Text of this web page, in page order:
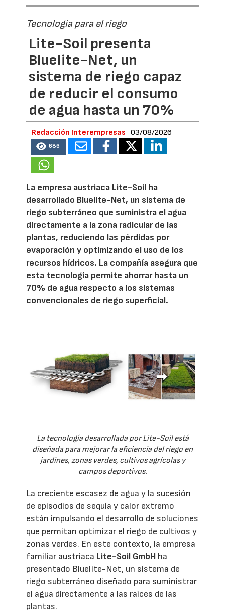
Tecnología para el riego
Lite-Soil presenta
Bluelite-Net, un
sistema de riego capaz
de reducir el consumo
de agua hasta un 70%
Redacción Interempresas 03/08/2026
686
La empresa austriaca Lite-Soil ha
desarrollado Bluelite-Net, un sistema de
riego subterráneo que suministra el agua
directamente a la zona radicular de las
plantas, reduciendo las pérdidas por
evaporación y optimizando el uso de los
recursos hídricos. La compañía asegura que
esta tecnología permite ahorrar hasta un
70% de agua respecto a los sistemas
convencionales de riego superficial.
La tecnología desarrollada por Lite-Soil está
diseñada para mejorar la eficiencia del riego en
jardines, zonas verdes, cultivos agrícolas y
campos deportivos.
La creciente escasez de agua y la sucesión
de episodios de sequía y calor extremo
están impulsando el desarrollo de soluciones
que permitan optimizar el riego de cultivos y
zonas verdes. En este contexto, la empresa
familiar austriaca Lite-Soil GmbH ha
presentado Bluelite-Net, un sistema de
riego subterráneo diseñado para suministrar
el agua directamente a las raíces de las
plantas.